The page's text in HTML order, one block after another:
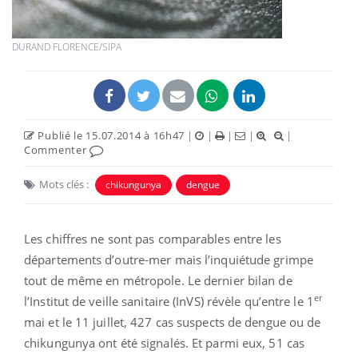
DURAND FLORENCE/SIPA
Publié le 15.07.2014 à 16h47 | | | |
|
Commenter
Mots clés : chikungunya dengue
Les chiffres ne sont pas comparables entre les
départements d’outre-mer mais l’inquiétude grimpe
tout de même en métropole. Le dernier bilan de
l’Institut de veille sanitaire (InVS) révèle qu’entre le 1 er
mai et le 11 juillet, 427 cas suspects de dengue ou de
chikungunya ont été signalés. Et parmi eux, 51 cas